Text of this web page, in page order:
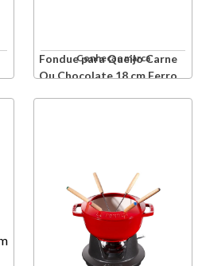
Fondue para Queijo Carne
Ou Chocolate 18 cm Ferro
Avise-me quando retornar
estoque
Conheça a marca